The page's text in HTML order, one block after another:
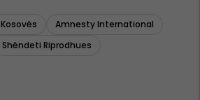
Amnesty International
Shëndeti Riprodhues